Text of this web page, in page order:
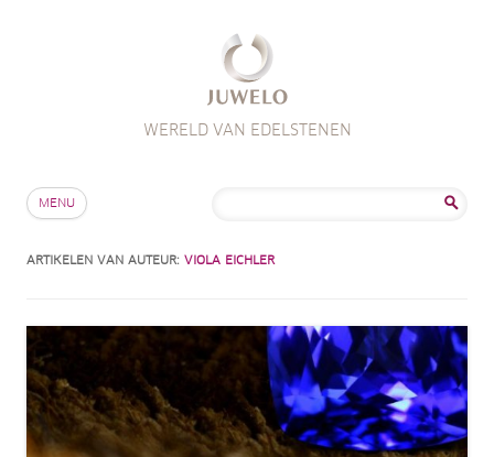
WERELD VAN EDELSTENEN
MENU
ARTIKELEN VAN AUTEUR: VIOLA EICHLER